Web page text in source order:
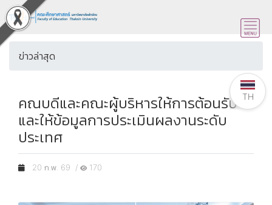
ข่าวล่าสุด
คณบดีและคณะผู้บริหารให้การต้อนรับ
และให้ข้อมูลการประเมินผลงานระดับ
ประเทศ
20 ก.พ. 69 / 170
TH